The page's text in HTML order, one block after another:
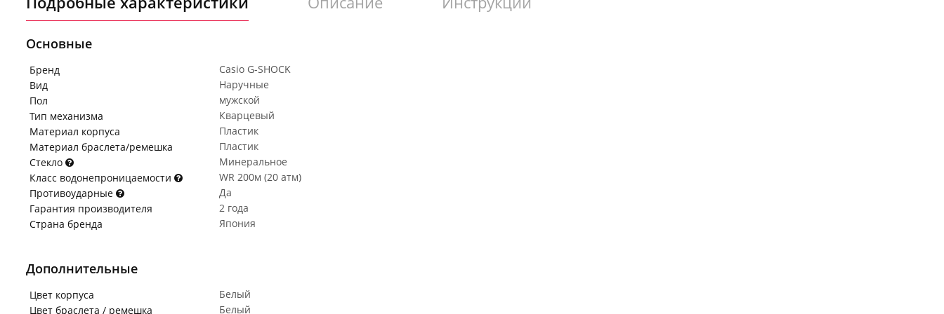
Основные
Бренд
Casio G-SHOCK
Вид
Наручные
Пол
мужской
Тип механизма
Кварцевый
Материал корпуса
Пластик
Материал браслета/ремешка
Пластик
Стекло
Минеральное
Класс водонепроницаемости
WR 200м (20 атм)
Противоударные
Да
Гарантия производителя
2 года
Страна бренда
Япония
Дополнительные
Цвет корпуса
Белый
Цвет браслета / ремешка
Белый